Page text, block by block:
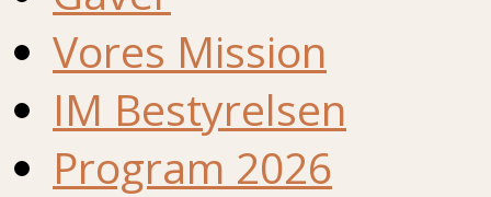
Vores Mission
IM Bestyrelsen
Program 2026